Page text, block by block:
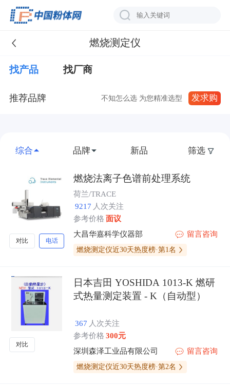
燃烧测定仪
找产品 找厂商
推荐品牌 不知怎么选 为您精准选型 发求购
综合 品牌 新品 筛选
对比 电话
燃烧法离子色谱前处理系统
荷兰/TRACE
9217 人次关注
参考价格 面议
大昌华嘉科学仪器部
留言咨询
燃烧测定仪近30天热度榜·第1名
对比
日本吉田 YOSHIDA 1013-K 燃研
式热量测定装置 - K（自动型）
367 人次关注
参考价格 300元
深圳森泽工业品有限公司
留言咨询
燃烧测定仪近30天热度榜·第2名